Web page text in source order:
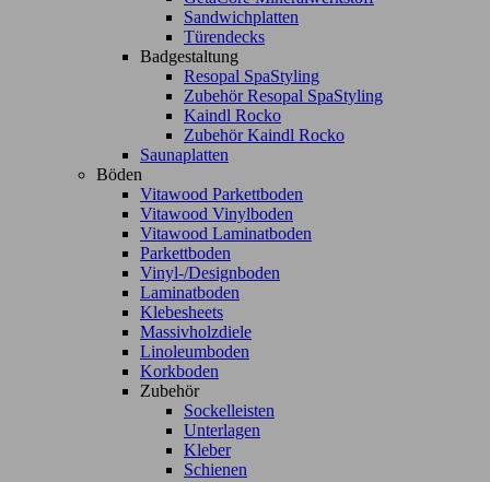
Sandwichplatten
Türendecks
Badgestaltung
Resopal SpaStyling
Zubehör Resopal SpaStyling
Kaindl Rocko
Zubehör Kaindl Rocko
Saunaplatten
Böden
Vitawood Parkettboden
Vitawood Vinylboden
Vitawood Laminatboden
Parkettboden
Vinyl-/Designboden
Laminatboden
Klebesheets
Massivholzdiele
Linoleumboden
Korkboden
Zubehör
Sockelleisten
Unterlagen
Kleber
Schienen